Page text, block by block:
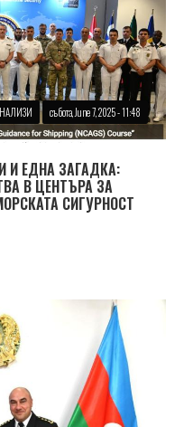
събота, June 7, 2025 - 11:48
И ЕДНА ЗАГАДКА:
В ЦЕНТЪРА ЗА
СИГУРНОСТ